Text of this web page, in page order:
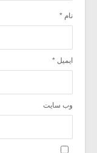
نام *
ایمیل *
وب‌ سایت